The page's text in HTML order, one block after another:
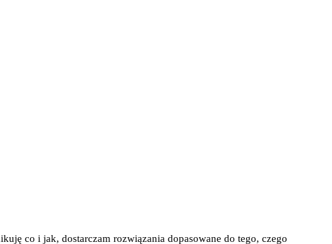
co i jak, dostarczam rozwiązania dopasowane do tego, czego